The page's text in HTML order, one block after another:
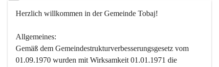
Herzlich willkommen in der Gemeinde Tobaj!
Allgemeines:
Gemäß dem Gemeindestrukturverbesserungsgesetz vom
01.09.1970 wurden mit Wirksamkeit 01.01.1971 die